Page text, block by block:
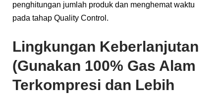
penghitungan jumlah produk dan menghemat waktu
pada tahap Quality Control.
Lingkungan Keberlanjutan
(Gunakan 100% Gas Alam
Terkompresi dan Lebih